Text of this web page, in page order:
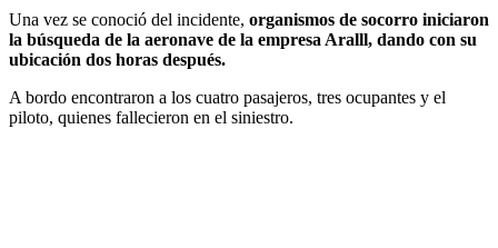
Una vez se conoció del incidente, organismos de socorro iniciaron
la búsqueda de la aeronave de la empresa Aralll, dando con su
ubicación dos horas después.
A bordo encontraron a los cuatro pasajeros, tres ocupantes y el
piloto, quienes fallecieron en el siniestro.